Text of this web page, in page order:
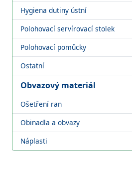
Hygiena dutiny ústní
Polohovací servírovací stolek
Polohovací pomůcky
Ostatní
Obvazový materiál
Ošetření ran
Obinadla a obvazy
Náplasti